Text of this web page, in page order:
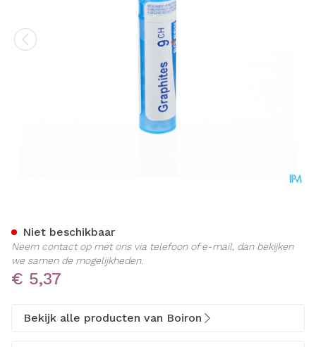
€ 5,37
Niet beschikbaar
Neem contact op met ons via telefoon of e-mail, dan bekijken
we samen de mogelijkheden.
Bekijk alle producten van Boiron